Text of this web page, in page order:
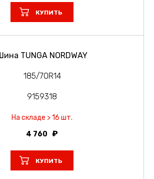
КУПИТЬ
TUNGA NORDWAY
185/70R14
9159318
На складе > 16 шт.
4 760
КУПИТЬ